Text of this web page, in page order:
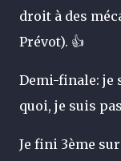
droit à des
Prévot). 👍
Demi-finale: je
quoi, je suis
Je fini 3ème